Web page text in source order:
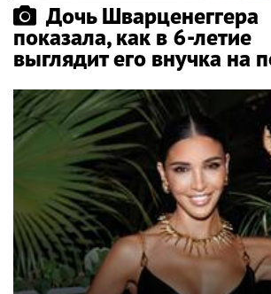
Дочь Шварценеггера
показала, как в 6-летие
выглядит его внучка на